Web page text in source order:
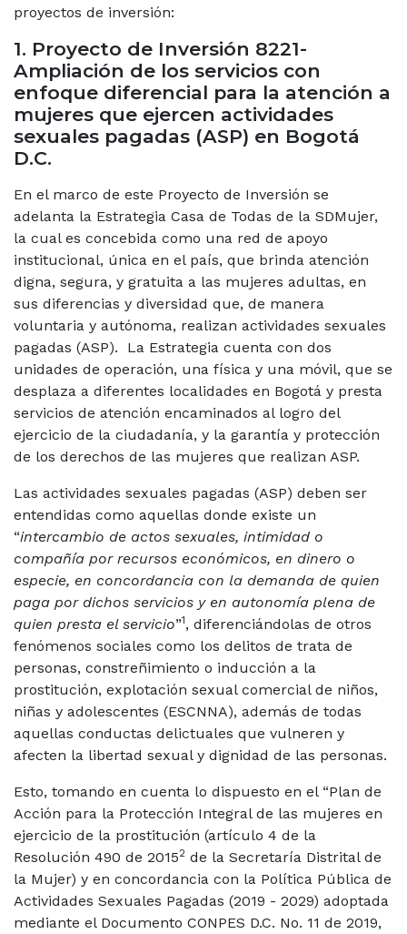
proyectos de inversión:
1. Proyecto de Inversión 8221-
Ampliación de los servicios con
enfoque diferencial para la atención a
mujeres que ejercen actividades
sexuales pagadas (ASP) en Bogotá
D.C.
En el marco de este Proyecto de Inversión se
adelanta la Estrategia Casa de Todas de la SDMujer,
la cual es concebida como una red de apoyo
institucional, única en el país, que brinda atención
digna, segura, y gratuita a las mujeres adultas, en
sus diferencias y diversidad que, de manera
voluntaria y autónoma, realizan actividades sexuales
pagadas (ASP). La Estrategia cuenta con dos
unidades de operación, una física y una móvil, que se
desplaza a diferentes localidades en Bogotá y presta
servicios de atención encaminados al logro del
ejercicio de la ciudadanía, y la garantía y protección
de los derechos de las mujeres que realizan ASP.
Las actividades sexuales pagadas (ASP) deben ser
entendidas como aquellas donde existe un
“intercambio de actos sexuales, intimidad o
compañía por recursos económicos, en dinero o
especie, en concordancia con la demanda de quien
paga por dichos servicios y en autonomía plena de
quien presta el servicio”1, diferenciándolas de otros
fenómenos sociales como los delitos de trata de
personas, constreñimiento o inducción a la
prostitución, explotación sexual comercial de niños,
niñas y adolescentes (ESCNNA), además de todas
aquellas conductas delictuales que vulneren y
afecten la libertad sexual y dignidad de las personas.
Esto, tomando en cuenta lo dispuesto en el “Plan de
Acción para la Protección Integral de las mujeres en
ejercicio de la prostitución (artículo 4 de la
Resolución 490 de 20152 de la Secretaría Distrital de
la Mujer) y en concordancia con la Política Pública de
Actividades Sexuales Pagadas (2019 - 2029) adoptada
mediante el Documento CONPES D.C. No. 11 de 2019,